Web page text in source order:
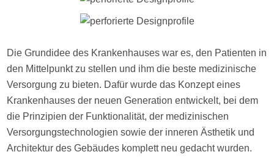
Die Grundidee des Krankenhauses war es, den Patienten in
den Mittelpunkt zu stellen und ihm die beste medizinische
Versorgung zu bieten. Dafür wurde das Konzept eines
Krankenhauses der neuen Generation entwickelt, bei dem
die Prinzipien der Funktionalität, der medizinischen
Versorgungstechnologien sowie der inneren Ästhetik und
Architektur des Gebäudes komplett neu gedacht wurden.